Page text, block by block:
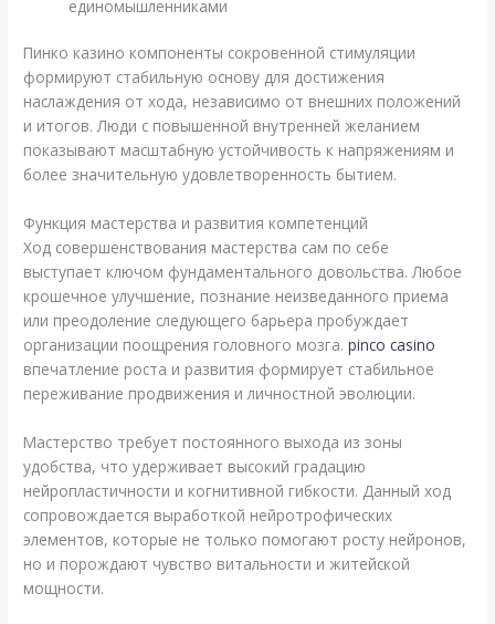
единомышленниками
Пинко казино компоненты сокровенной стимуляции
формируют стабильную основу для достижения
наслаждения от хода, независимо от внешних положений
и итогов. Люди с повышенной внутренней желанием
показывают масштабную устойчивость к напряжениям и
более значительную удовлетворенность бытием.
Функция мастерства и развития компетенций
Ход совершенствования мастерства сам по себе
выступает ключом фундаментального довольства. Любое
крошечное улучшение, познание неизведанного приема
или преодоление следующего барьера пробуждает
организации поощрения головного мозга.pinco casino
впечатление роста и развития формирует стабильное
переживание продвижения и личностной эволюции.
Мастерство требует постоянного выхода из зоны
удобства, что удерживает высокий градацию
нейропластичности и когнитивной гибкости. Данный ход
сопровождается выработкой нейротрофических
элементов, которые не только помогают росту нейронов,
но и порождают чувство витальности и житейской
мощности.